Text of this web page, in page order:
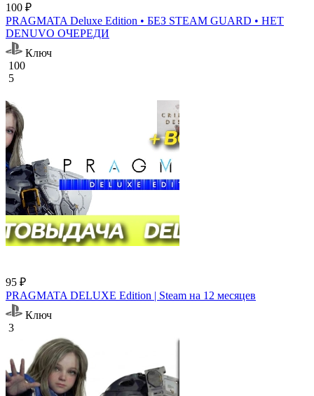
100 ₽
PRAGMATA Deluxe Edition • БЕЗ STEAM GUARD • НЕТ
DENUVO ОЧЕРЕДИ
Ключ
100
5
95 ₽
PRAGMATA DELUXE Edition | Steam на 12 месяцев
Ключ
3